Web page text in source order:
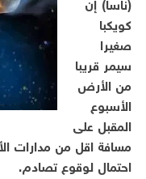
(ناسا) إن
كويكبا
صغيرا
سيمر قريبا
من الأرض
الأسبوع
المقبل على
مسافة اقل من مدارات
احتمال لوقوع تصادم.